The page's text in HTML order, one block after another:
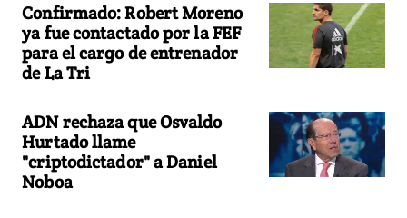
Confirmado: Robert Moreno
ya fue contactado por la FEF
para el cargo de entrenador
de La Tri
ADN rechaza que Osvaldo
Hurtado llame
"criptodictador" a Daniel
Noboa